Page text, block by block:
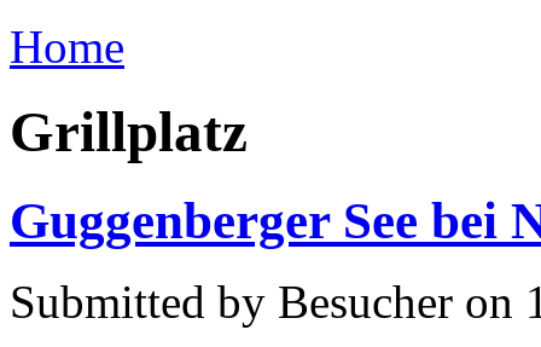
Home
Grillplatz
Guggenberger See bei
Submitted by Besucher on